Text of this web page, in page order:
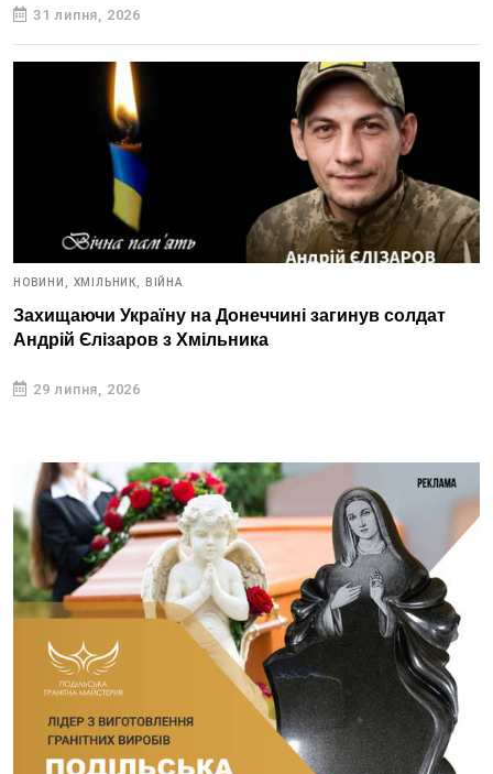
31 липня, 2026
НОВИНИ, ХМІЛЬНИК, ВІЙНА
Захищаючи Україну на Донеччині загинув солдат
Андрій Єлізаров з Хмільника
29 липня, 2026